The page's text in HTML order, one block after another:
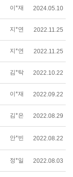
이*재 2024.05.10
지*연 2022.11.25
지*연 2022.11.25
김*탁 2022.10.22
이*재 2022.09.22
김*은 2022.08.29
안*빈 2022.08.22
정*일 2022.08.03